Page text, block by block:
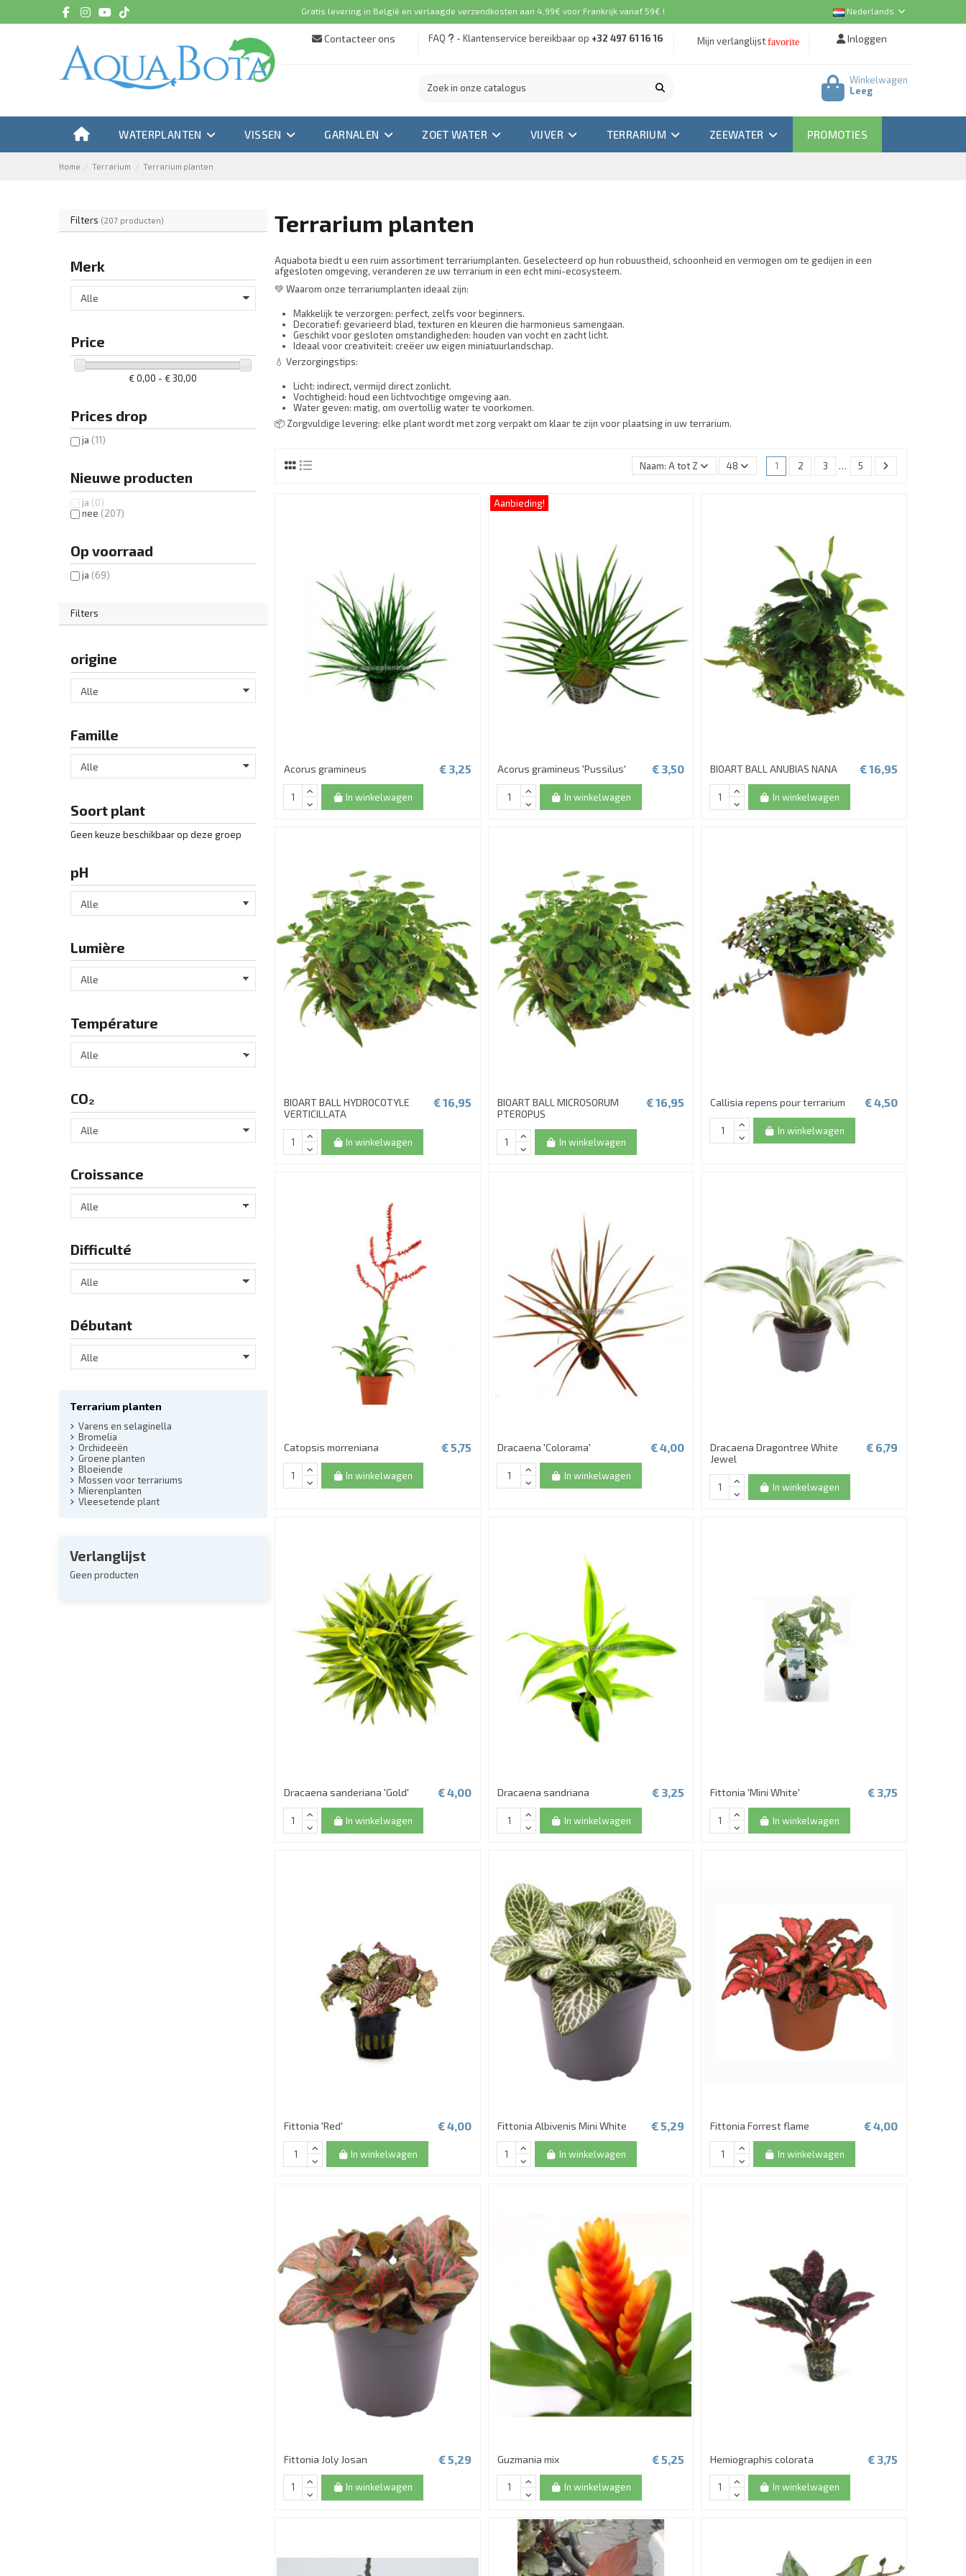
Gratis levering in België en verlaagde verzendkosten aan 4,99€ voor Frankrijk vanaf 59€ ! Nederlands
Contacteer ons FAQ - Klantenservice bereikbaar op +32 497 61 16 16 Mijn verlanglijst favorite Inloggen
Winkelwagen
Leeg
WATERPLANTEN VISSEN GARNALEN ZOET WATER VIJVER TERRARIUM ZEEWATER PROMOTIES
Home Terrarium Terrarium planten
Terrarium planten
Aquabota biedt u een ruim assortiment terrariumplanten. Geselecteerd op hun robuustheid, schoonheid en vermogen om te gedijen in een
afgesloten omgeving, veranderen ze uw terrarium in een echt mini-ecosysteem.
💚 Waarom onze terrariumplanten ideaal zijn:
Makkelijk te verzorgen: perfect, zelfs voor beginners.
Decoratief: gevarieerd blad, texturen en kleuren die harmonieus samengaan.
Geschikt voor gesloten omstandigheden: houden van vocht en zacht licht.
Ideaal voor creativiteit: creëer uw eigen miniatuurlandschap.
💧 Verzorgingstips:
Licht: indirect, vermijd direct zonlicht.
Vochtigheid: houd een lichtvochtige omgeving aan.
Water geven: matig, om overtollig water te voorkomen.
📦 Zorgvuldige levering: elke plant wordt met zorg verpakt om klaar te zijn voor plaatsing in uw terrarium.
Naam: A tot Z 48 1 2 3 … 5
Acorus gramineus € 3,25
In winkelwagen
Aanbieding!
Acorus gramineus 'Pussilus' € 3,50
In winkelwagen
BIOART BALL ANUBIAS NANA € 16,95
In winkelwagen
BIOART BALL HYDROCOTYLE
VERTICILLATA
€ 16,95
In winkelwagen
BIOART BALL MICROSORUM
PTEROPUS
€ 16,95
In winkelwagen
Callisia repens pour terrarium € 4,50
In winkelwagen
Catopsis morreniana € 5,75
In winkelwagen
Dracaena 'Colorama' € 4,00
In winkelwagen
Dracaena Dragontree White
Jewel
€ 6,79
In winkelwagen
Dracaena sanderiana 'Gold' € 4,00
In winkelwagen
Dracaena sandriana € 3,25
In winkelwagen
Fittonia 'Mini White' € 3,75
In winkelwagen
Fittonia 'Red' € 4,00
In winkelwagen
Fittonia Albivenis Mini White € 5,29
In winkelwagen
Fittonia Forrest flame € 4,00
In winkelwagen
Fittonia Joly Josan € 5,29
In winkelwagen
Guzmania mix € 5,25
In winkelwagen
Hemiographis colorata € 3,75
In winkelwagen
Filters (207 producten)
Merk
Price
€ 0,00 - € 30,00
Prices drop
ja (11)
Nieuwe producten
ja (0)
nee (207)
Op voorraad
ja (69)
Filters
origine
Famille
Soort plant
Geen keuze beschikbaar op deze groep
pH
Lumière
Température
CO₂
Croissance
Difficulté
Débutant
Terrarium planten
Varens en selaginella
Bromelia
Orchideeën
Groene planten
Bloeiende
Mossen voor terrariums
Mierenplanten
Vleesetende plant
Verlanglijst
Geen producten